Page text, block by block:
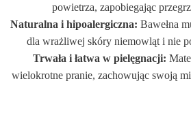
powietrza, zapobiegając
Naturalna i hipoalergiczna: Bawełna
dla wrażliwej skóry niemowląt i nie
Trwała i łatwa w pielęgnacji:
wielokrotne pranie, zachowując swoją